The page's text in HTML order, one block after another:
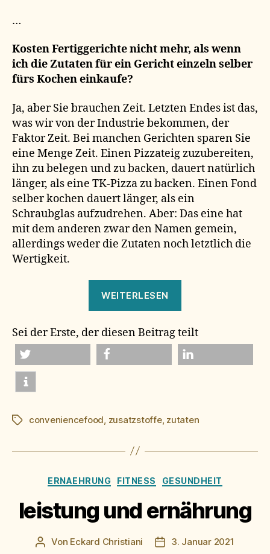
…
Kosten Fertiggerichte nicht mehr, als wenn
ich die Zutaten für ein Gericht einzeln selber
fürs Kochen einkaufe?
Ja, aber Sie brauchen Zeit. Letzten Endes ist das,
was wir von der Industrie bekommen, der
Faktor Zeit. Bei manchen Gerichten sparen Sie
eine Menge Zeit. Einen Pizzateig zuzubereiten,
ihn zu belegen und zu backen, dauert natürlich
länger, als eine TK-Pizza zu backen. Einen Fond
selber kochen dauert länger, als ein
Schraubglas aufzudrehen. Aber: Das eine hat
mit dem anderen zwar den Namen gemein,
allerdings weder die Zutaten noch letztlich die
Wertigkeit.
WEITERLESEN
Sei der Erste, der diesen Beitrag teilt
twittern
Schlagwörter
conveniencefood zusatzstoffe, zutaten
Kategorien
ERNAEHRUNG FITNESS GESUNDHEIT
leistung und ernährung
Beitragsautor
Von Eckard Christiani Beitragsdatum
3. Januar 2021